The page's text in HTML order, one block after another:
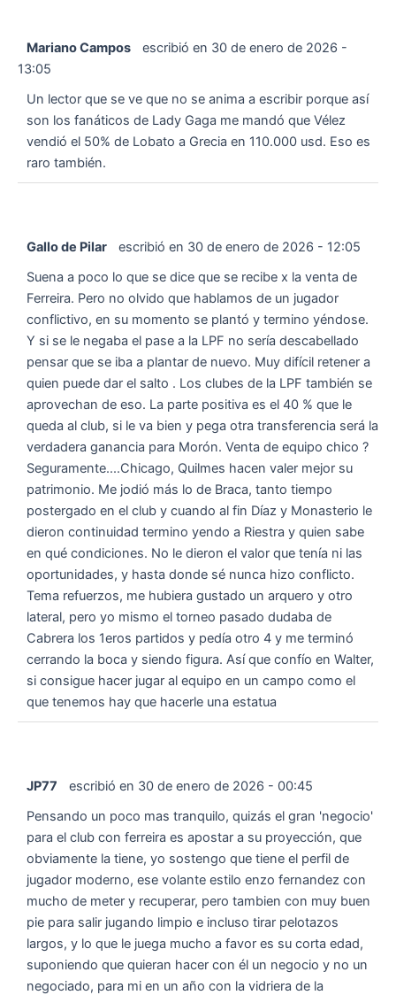
Mariano Campos escribió en 30 de enero de 2026 -
13:05
Un lector que se ve que no se anima a escribir porque así
son los fanáticos de Lady Gaga me mandó que Vélez
vendió el 50% de Lobato a Grecia en 110.000 usd. Eso es
raro también.
Gallo de Pilar escribió en 30 de enero de 2026 - 12:05
Suena a poco lo que se dice que se recibe x la venta de
Ferreira. Pero no olvido que hablamos de un jugador
conflictivo, en su momento se plantó y termino yéndose.
Y si se le negaba el pase a la LPF no sería descabellado
pensar que se iba a plantar de nuevo. Muy difícil retener a
quien puede dar el salto . Los clubes de la LPF también se
aprovechan de eso. La parte positiva es el 40 % que le
queda al club, si le va bien y pega otra transferencia será la
verdadera ganancia para Morón. Venta de equipo chico ?
Seguramente....Chicago, Quilmes hacen valer mejor su
patrimonio. Me jodió más lo de Braca, tanto tiempo
postergado en el club y cuando al fin Díaz y Monasterio le
dieron continuidad termino yendo a Riestra y quien sabe
en qué condiciones. No le dieron el valor que tenía ni las
oportunidades, y hasta donde sé nunca hizo conflicto.
Tema refuerzos, me hubiera gustado un arquero y otro
lateral, pero yo mismo el torneo pasado dudaba de
Cabrera los 1eros partidos y pedía otro 4 y me terminó
cerrando la boca y siendo figura. Así que confío en Walter,
si consigue hacer jugar al equipo en un campo como el
que tenemos hay que hacerle una estatua
JP77 escribió en 30 de enero de 2026 - 00:45
Pensando un poco mas tranquilo, quizás el gran 'negocio'
para el club con ferreira es apostar a su proyección, que
obviamente la tiene, yo sostengo que tiene el perfil de
jugador moderno, ese volante estilo enzo fernandez con
mucho de meter y recuperar, pero tambien con muy buen
pie para salir jugando limpio e incluso tirar pelotazos
largos, y lo que le juega mucho a favor es su corta edad,
suponiendo que quieran hacer con él un negocio y no un
negociado, para mi en un año con la vidriera de la